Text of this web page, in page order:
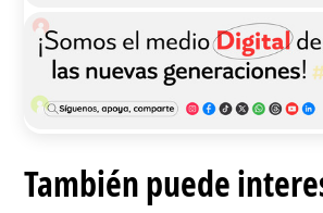
También puede